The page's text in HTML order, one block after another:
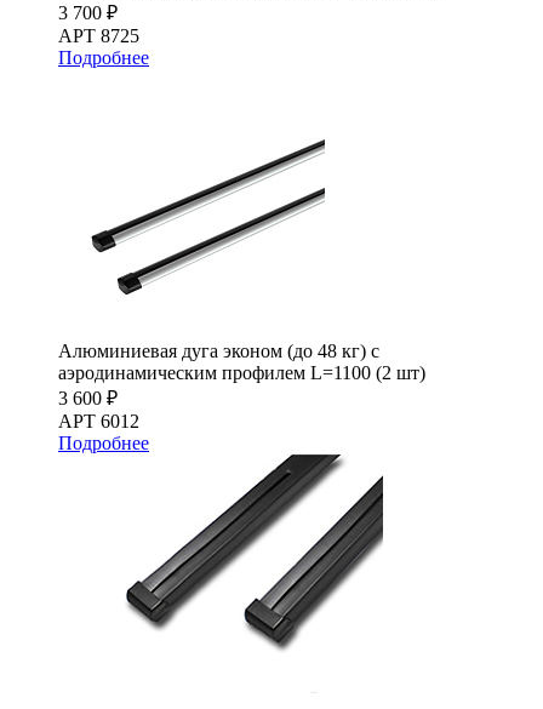
3 700 ₽
АРТ 8725
Подробнее
Алюминиевая дуга эконом (до 48 кг) с
аэродинамическим профилем L=1100 (2 шт)
3 600 ₽
АРТ 6012
Подробнее